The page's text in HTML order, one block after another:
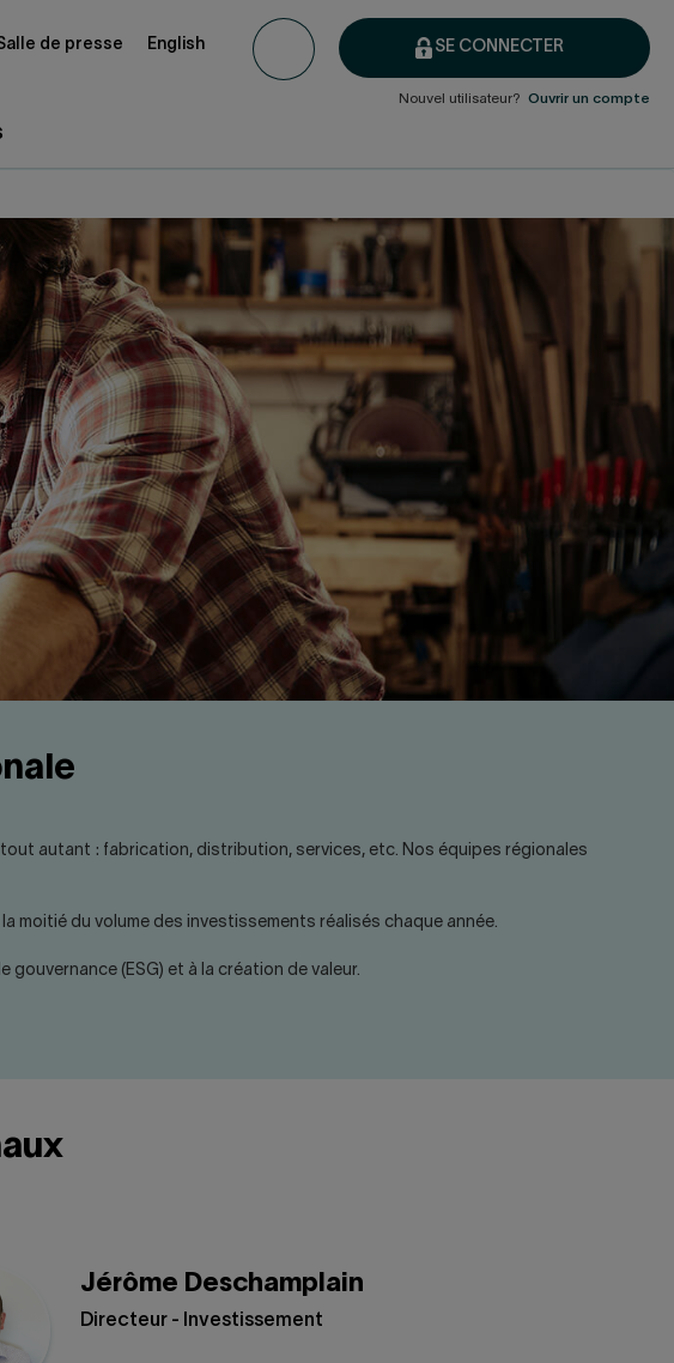
SE CONNECTER
Nouvel utilisateur? Ouvrir un compte
de presse English
autant : fabrication, distribution, services, etc. Nos équipes régionales
du volume des investissements réalisés chaque année.
(ESG) et à la création de valeur.
Jérôme Deschamplain
Directeur - Investissement